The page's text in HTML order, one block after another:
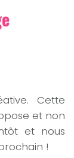
Cette
et non
et nous
!